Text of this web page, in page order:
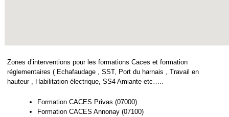
Zones d’interventions pour les formations Caces et formation
réglementaires ( Echafaudage , SST, Port du harnais , Travail en
hauteur , Habilitation électrique, SS4 Amiante etc…..
Formation CACES Privas (07000)
Formation CACES Annonay (07100)